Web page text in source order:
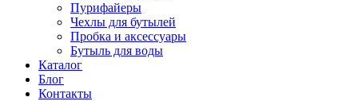
Пурифайеры
Чехлы для бутылей
Пробка и аксессуары
Бутыль для воды
Каталог
Блог
Контакты